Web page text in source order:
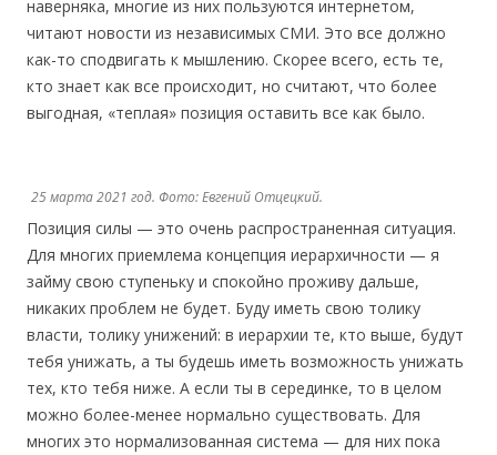
наверняка, многие из них пользуются интернетом,
читают новости из независимых СМИ. Это все должно
как-то сподвигать к мышлению. Скорее всего, есть те,
кто знает как все происходит, но считают, что более
выгодная, «теплая» позиция оставить все как было.
25 марта 2021 год. Фото: Евгений Отцецкий.
Позиция силы — это очень распространенная ситуация.
Для многих приемлема концепция иерархичности — я
займу свою ступеньку и спокойно проживу дальше,
никаких проблем не будет. Буду иметь свою толику
власти, толику унижений: в иерархии те, кто выше, будут
тебя унижать, а ты будешь иметь возможность унижать
тех, кто тебя ниже. А если ты в серединке, то в целом
можно более-менее нормально существовать. Для
многих это нормализованная система — для них пока